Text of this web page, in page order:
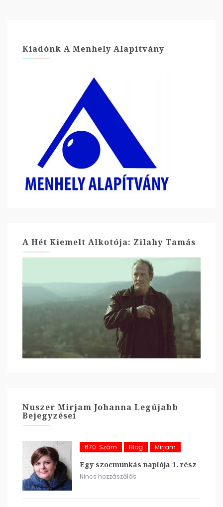
Kiadónk A Menhely Alapítvány
A Hét Kiemelt Alkotója: Zilahy Tamás
Nuszer Mirjam Johanna Legújabb
Bejegyzései
670. Szám Blog Mirjam
Egy szocmunkás naplója 1. rész
Nincs hozzászólás